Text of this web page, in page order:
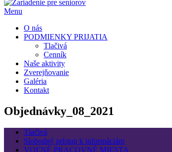
Menu
O nás
PODMIENKY PRIJATIA
Tlačivá
Cenník
Naše aktivity
Zverejňovanie
Galéria
Kontakt
Objednávky_08_2021
Tlačivá
Slobodný prístup k informáciám
VOĽNÉ PRACOVNÉ MIESTA